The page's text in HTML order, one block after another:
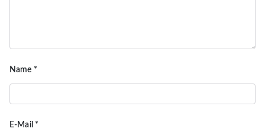
Name *
E-Mail *